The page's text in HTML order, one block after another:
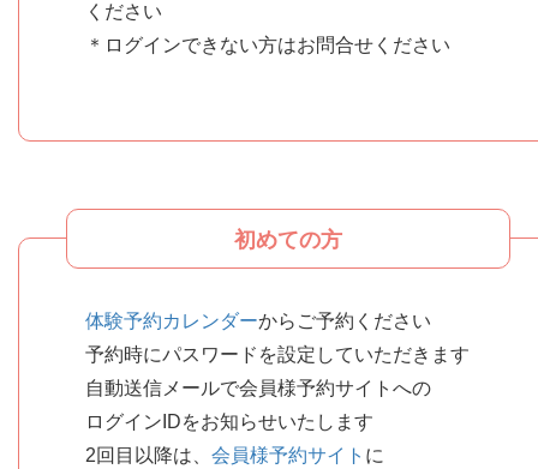
ください
＊ログインできない方はお問合せください
初めての方
体験予約カレンダーからご予約ください
予約時にパスワードを設定していただきます
自動送信メールで会員様予約サイトへの
ログインIDをお知らせいたします
2回目以降は、 会員様予約サイト に